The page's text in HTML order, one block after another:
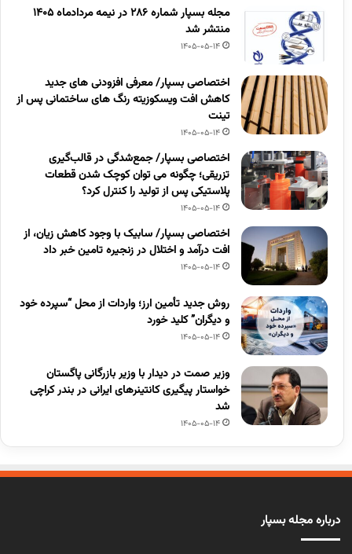
مجله بسپار شماره 286 در نیمه مردادماه 1405
منتشر شد
1405-05-14
اختصاصی بسپار/ معرفی افزودنی های جدید
کاهش افت ویسکوزیته رنگ های ساختمانی پس از
تینت
1405-05-14
اختصاصی بسپار/ جمع‌شدگی در قالب‌گیری
تزریقی؛ چگونه می توان کوچک شدن قطعات
پلاستیکی پس از تولید را کنترل کرد؟
1405-05-14
اختصاصی بسپار/ سابیک با وجود کاهش زیان، از
افت درآمد و اختلال در زنجیره تامین خبر داد
1405-05-14
روش جدید تأمین ارز؛ واردات از محل “سپرده خود
و دیگران” کلید خورد
1405-05-14
وزیر صمت در دیدار با وزیر بازرگانی پاگستان
خواستار پیگیری کانتینرهای ایرانی در بندر کراچی
شد
1405-05-14
درباره مجله بسپار